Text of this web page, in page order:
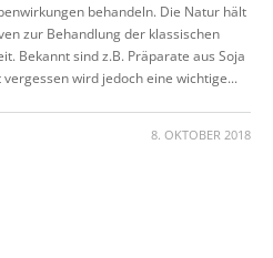
behandeln. Die Natur hält
zur Behandlung der klassischen
Bekannt sind z.B. Präparate aus Soja
wird jedoch eine wichtige...
8. OKTOBER 2018